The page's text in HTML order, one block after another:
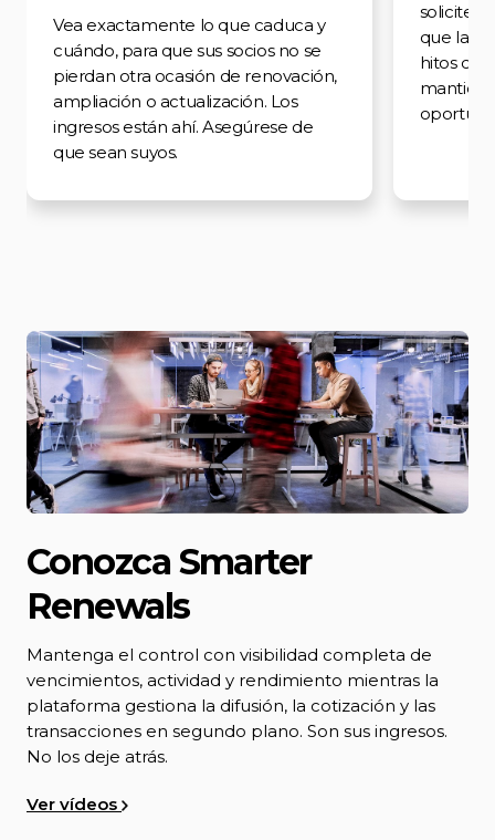
Vea exactamente lo que caduca y
cuándo, para que sus socios no se
pierdan otra ocasión de renovación,
ampliación o actualización. Los
ingresos están ahí. Asegúrese de
que sean suyos.
soliciten
que las
hitos
Conozca Smarter
Renewals
Mantenga el control con visibilidad completa de
vencimientos, actividad y rendimiento mientras la
plataforma gestiona la difusión, la cotización y las
transacciones en segundo plano. Son sus ingresos.
No los deje atrás.
Ver vídeos